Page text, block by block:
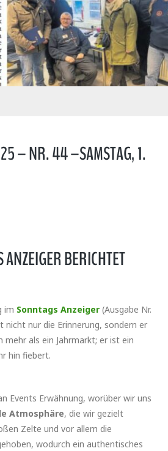
– NR. 44 –SAMSTAG, 1.
BERICHTET
im Sonntags Anzeiger (Ausgabe Nr.
nur die Erinnerung, sondern er
als ein Jahrmarkt; er ist ein
hin fiebert.
Events Erwähnung, worüber wir uns
Atmosphäre, die wir gezielt
Zelte und vor allem die
wodurch ein authentisches